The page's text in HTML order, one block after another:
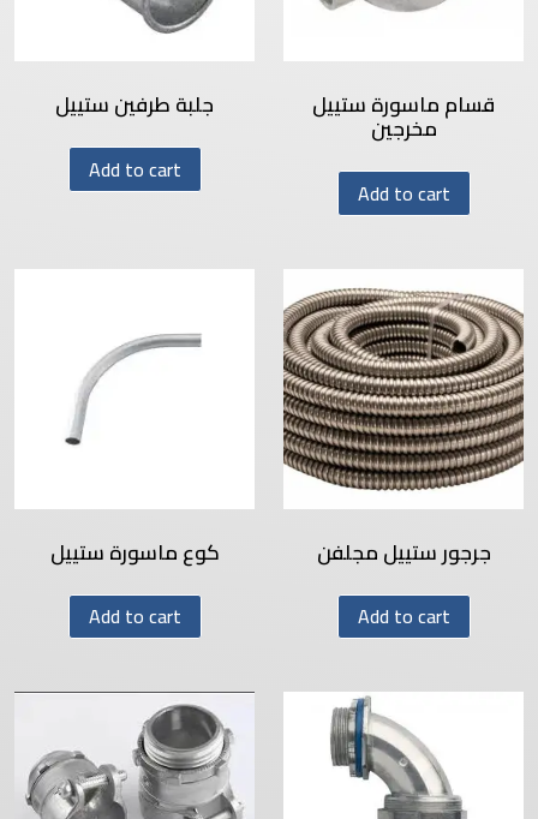
قسام ماسورة ستييل
مخرجين
Add to cart
جلبة طرفين ستييل
Add to cart
جرجور ستييل مجلفن
Add to cart
كوع ماسورة ستييل
Add to cart